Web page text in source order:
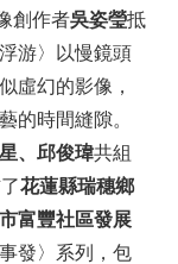
創作者吳姿瑩抵
游〉以慢鏡頭
虛幻的影像，
的時間縫隙。
、邱俊瑋共組
花蓮縣瑞穗鄉
富豐社區發展
發〉系列，包